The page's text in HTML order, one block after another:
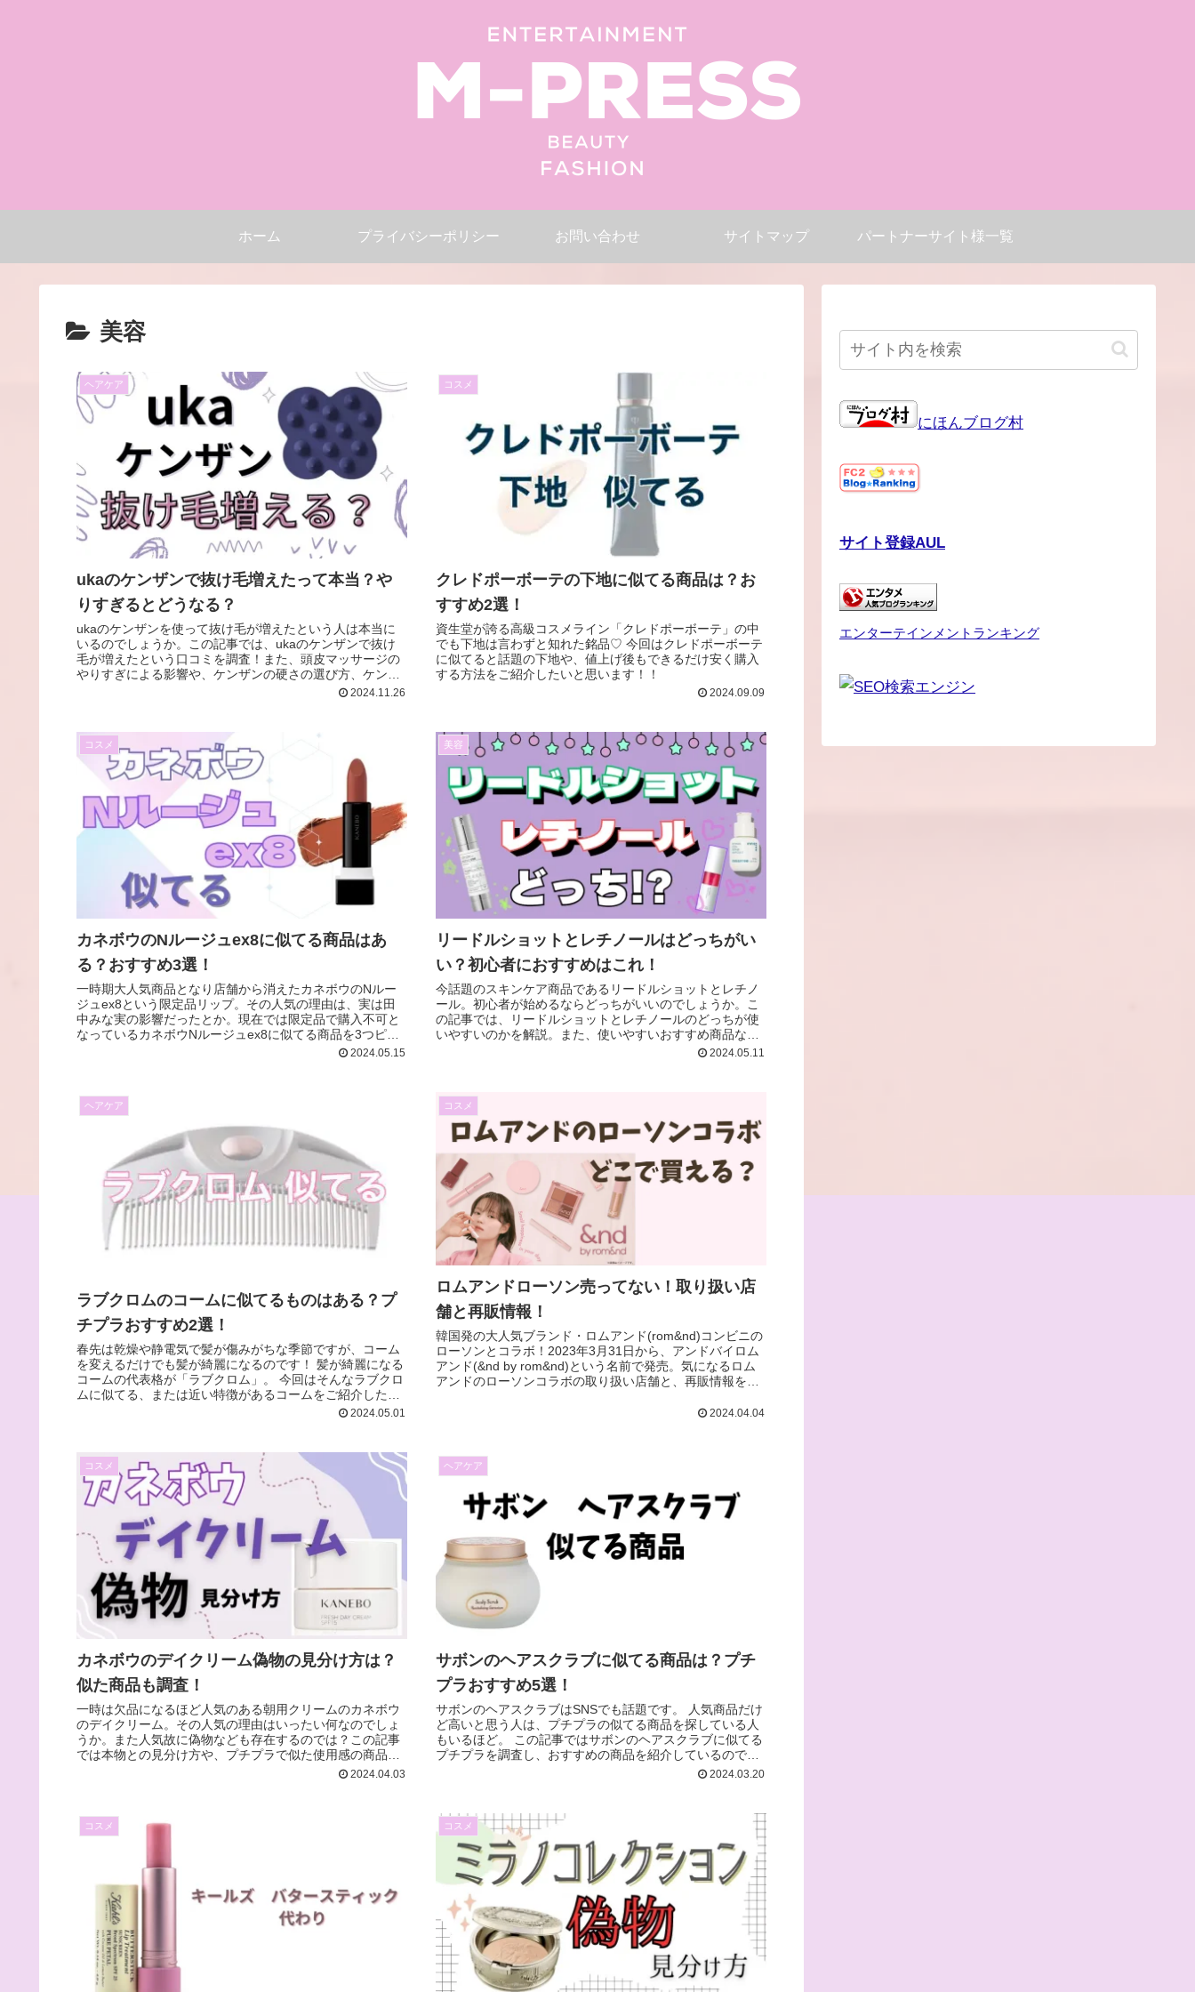
ホーム プライバシーポリシー お問い合わせ サイトマップ パートナーサイト様一覧
美容
ヘアケア
ukaのケンザンで抜け毛増えたって本当？や
りすぎるとどうなる？
ukaのケンザンを使って抜け毛が増えたという人は本当に
いるのでしょうか。この記事では、ukaのケンザンで抜け
毛が増えたという口コミを調査！また、頭皮マッサージの
やりすぎによる影響や、ケンザンの硬さの選び方、ケンザ
ンの本物を安く買う方法もご紹介していきます♪ 2024.11.26
コスメ
クレドポーボーテの下地に似てる商品は？お
すすめ2選！
資生堂が誇る高級コスメライン「クレドポーボーテ」の中
でも下地は言わずと知れた銘品♡ 今回はクレドポーボーテ
に似てると話題の下地や、値上げ後もできるだけ安く購入
する方法をご紹介したいと思います！！
2024.09.09
コスメ
カネボウのNルージュex8に似てる商品はあ
る？おすすめ3選！
一時期大人気商品となり店舗から消えたカネボウのNルー
ジュex8という限定品リップ。その人気の理由は、実は田
中みな実の影響だったとか。現在では限定品で購入不可と
なっているカネボウNルージュex8に似てる商品を3つピッ
2024.05.15
美容
リードルショットとレチノールはどっちがい
い？初心者におすすめはこれ！
今話題のスキンケア商品であるリードルショットとレチノ
ール。初心者が始めるならどっちがいいのでしょうか。こ
の記事では、リードルショットとレチノールのどっちが使
いやすいのかを解説。また、使いやすいおすすめ商品など
も紹介していきます。美容オタクの方必見です！2024.05.11
ヘアケア
ラブクロムのコームに似てるものはある？プ
チプラおすすめ2選！
春先は乾燥や静電気で髪が傷みがちな季節ですが、コーム
を変えるだけでも髪が綺麗になるのです！ 髪が綺麗になる
コームの代表格が「ラブクロム」。 今回はそんなラブクロ
ムに似てる、または近い特徴があるコームをご紹介したい
2024.05.01
コスメ
ロムアンドローソン売ってない！取り扱い店
舗と再販情報！
韓国発の大人気ブランド・ロムアンド(rom&nd)コンビニの
ローソンとコラボ！2023年3月31日から、アンドバイロム
アンド(&nd by rom&nd)という名前で発売。気になるロム
アンドのローソンコラボの取り扱い店舗と、再販情報をま
2024.04.04
コスメ
カネボウのデイクリーム偽物の見分け方は？
似た商品も調査！
一時は欠品になるほど人気のある朝用クリームのカネボウ
のデイクリーム。その人気の理由はいったい何なのでしょ
うか。また人気故に偽物なども存在するのでは？この記事
では本物との見分け方や、プチプラで似た使用感の商品が
2024.04.03
ヘアケア
サボンのヘアスクラブに似てる商品は？プチ
プラおすすめ5選！
サボンのヘアスクラブはSNSでも話題です。 人気商品だけ
ど高いと思う人は、プチプラの似てる商品を探している人
もいるほど。 この記事ではサボンのヘアスクラブに似てる
プチプラを調査し、おすすめの商品を紹介しているのでぜ
2024.03.20
コスメ コスメ
にほんブログ村
サイト登録AUL
エンターテインメントランキング